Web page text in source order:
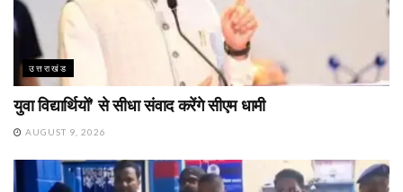
उत्तराखंड
युवा विद्यार्थियों’ से सीधा संवाद करेंगे सीएम धामी
AUGUST 9, 2026